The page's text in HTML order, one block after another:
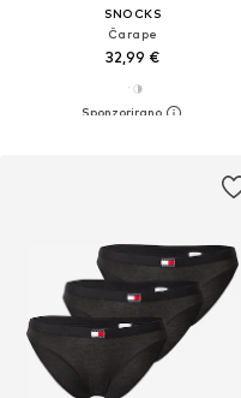
SNOCKS
Čarape
32,99 €